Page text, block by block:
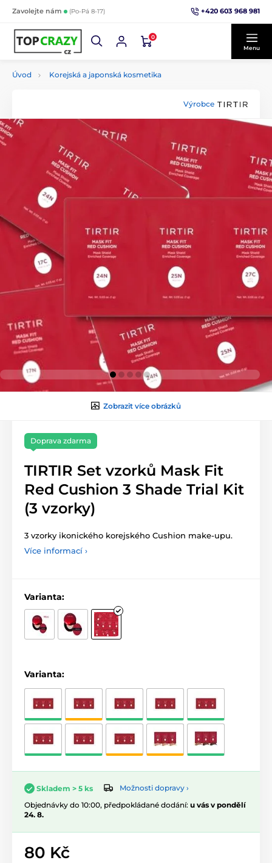
Zavolejte nám (Po-Pá 8-17) +420 603 968 981
0
Menu
Úvod Korejská a japonská kosmetika
Výrobce
Zobrazit více obrázků
Doprava zdarma
TIRTIR Set vzorků Mask Fit
Red Cushion 3 Shade Trial Kit
(3 vzorky)
3 vzorky ikonického korejského Cushion make-upu.
Více informací ›
Varianta:
Varianta:
Skladem > 5 ks
Možnosti dopravy ›
Objednávky do 10:00, předpokládané dodání: u vás v pondělí
24. 8.
80 Kč